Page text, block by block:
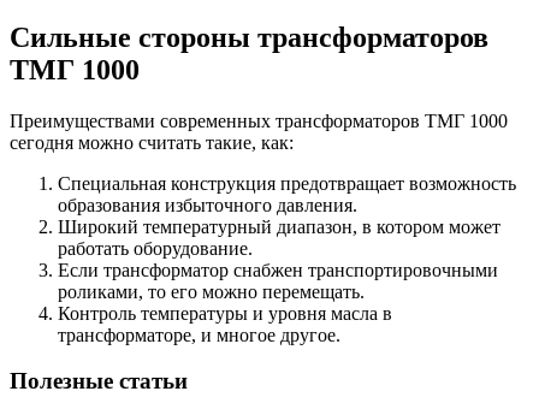
Сильные стороны трансформаторов
ТМГ 1000
Преимуществами современных трансформаторов ТМГ 1000
сегодня можно считать такие, как:
Специальная конструкция предотвращает возможность
образования избыточного давления.
Широкий температурный диапазон, в котором может
работать оборудование.
Если трансформатор снабжен транспортировочными
роликами, то его можно перемещать.
Контроль температуры и уровня масла в
трансформаторе, и многое другое.
Полезные статьи